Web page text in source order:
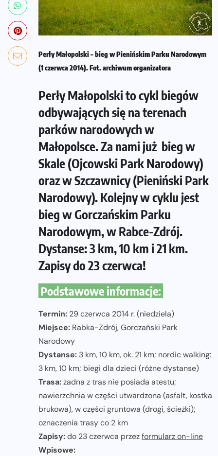
Perły Małopolski – bieg w Pienińskim Parku Narodowym
(1 czerwca 2014). Fot. archiwum organizatora
Perły Małopolski to cykl biegów
odbywających się na terenach
parków narodowych w
Małopolsce. Za nami już bieg w
Skale (Ojcowski Park Narodowy)
oraz w Szczawnicy (Pieniński Park
Narodowy). Kolejny w cyklu jest
bieg w Gorczańskim Parku
Narodowym, w Rabce-Zdrój.
Dystanse: 3 km, 10 km i 21 km.
Zapisy do 23 czerwca!
Podstawowe informacje:
Termin: 29 czerwca 2014 r. (niedziela)
Miejsce: Rabka-Zdrój, Gorczański Park
Narodowy
Dystanse: 3 km, 10 km, ok. 21 km; nordic walking:
3 km, 10 km; biegi dla dzieci (różne dystanse)
Trasa:żadna z tras nie posiada atestu;
nawierzchnia w części utwardzona (asfalt, kostka
brukowa), w części gruntowa (drogi, ścieżki);
oznaczenia trasy co 2 km
Zapisy:do 23 czerwca przezformularz on-line
Wpisowe: